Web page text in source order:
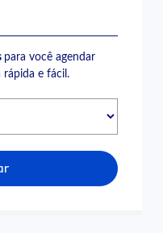
para você agendar
rápida e fácil.